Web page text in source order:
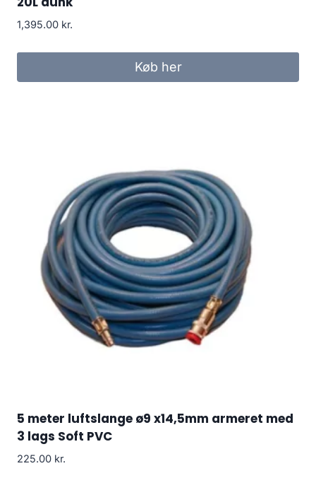
1,395.00 kr.
Køb her
5 meter luftslange ø9 x14,5mm armeret med
3 lags Soft PVC
225.00 kr.